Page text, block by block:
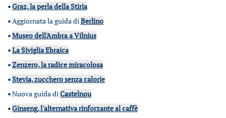
•Graz, la perla della Stiria
•Aggiornata la guida diBerlino
•Museo dell'Ambra a Vilnius
•La Siviglia Ebraica
•Zenzero, la radice miracolosa
•Stevia, zucchero senza calorie
•Nuova guida diCastelnou
•Ginseng, l'alternativa rinforzante al caffè